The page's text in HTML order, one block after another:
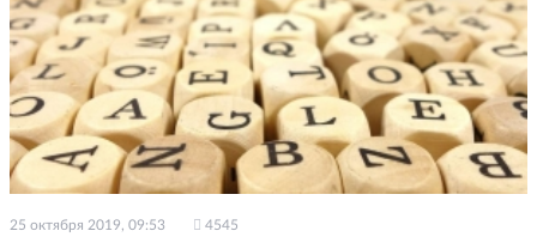
25 октября 2019, 09:53 4545